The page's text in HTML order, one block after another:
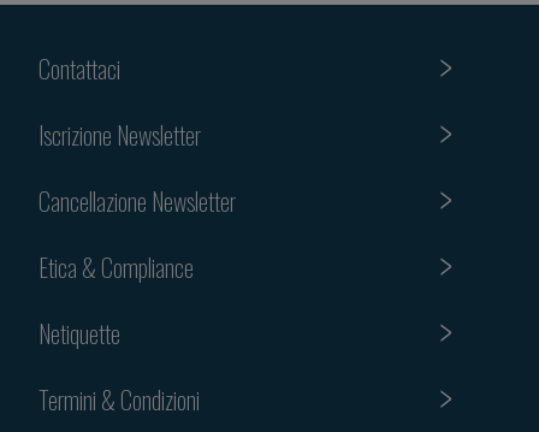
Contattaci
Iscrizione Newsletter
Cancellazione Newsletter
Etica & Compliance
Netiquette
Termini & Condizioni